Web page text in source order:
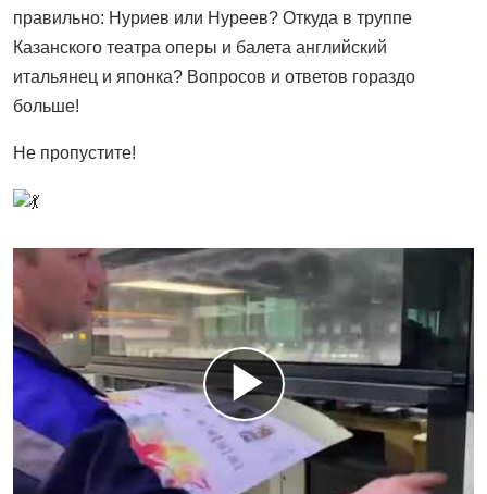
правильно: Нуриев или Нуреев? Откуда в труппе
Казанского театра оперы и балета английский
итальянец и японка? Вопросов и ответов гораздо
больше!
Не пропустите!